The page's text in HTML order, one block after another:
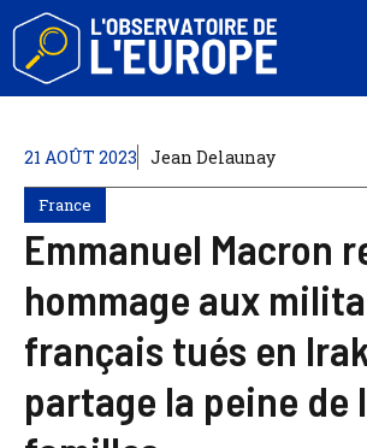
Aller
contenu
21 AOÛT 2023 Jean Delaunay
France
Emmanuel Macron
hommage aux
français tués en
partage la peine de